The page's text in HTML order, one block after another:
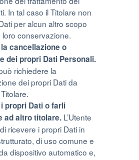
In tal caso il Titolare non
per alcun altro scopo
conservazione.
cancellazione o
dei propri Dati Personali.
richiedere la
dei propri Dati da
propri Dati o farli
ad altro titolare. L’Utente
ricevere i propri Dati in
di uso comune e
dispositivo automatico e,